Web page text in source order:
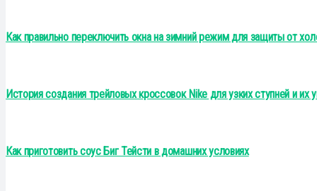
Как правильно переключить окна на зимний режим для защиты от
История создания трейловых кроссовок Nike для узких ступней и их
Как приготовить соус Биг Тейсти в домашних условиях